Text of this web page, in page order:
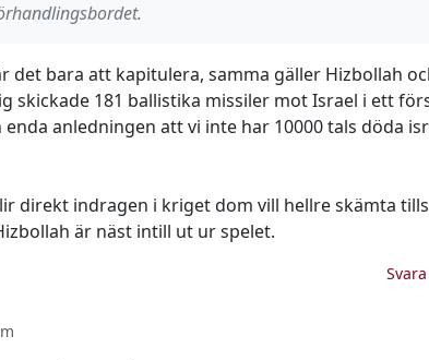
det bara att kapitulera, samma gäller Hizbollah
skickade 181 ballistika missiler mot Israel i ett
anledningen att vi inte har 10000 tals döda
direkt indragen i kriget dom vill hellre skämta
är näst intill ut ur spelet.
Svara